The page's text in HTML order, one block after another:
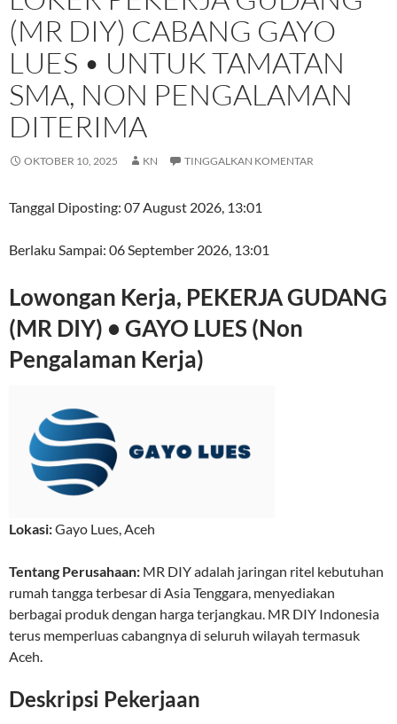
(MR DIY) CABANG GAYO
LUES • UNTUK TAMATAN
SMA, NON PENGALAMAN
DITERIMA
OKTOBER 10, 2025 KN TINGGALKAN KOMENTAR
Tanggal Diposting: 07 August 2026, 13:01
Berlaku Sampai: 06 September 2026, 13:01
Lowongan Kerja, PEKERJA GUDANG
(MR DIY) • GAYO LUES (Non
Pengalaman Kerja)
Lokasi:Gayo Lues,Aceh
Tentang Perusahaan: MR DIY adalah jaringan ritel kebutuhan
rumah tangga terbesar di Asia Tenggara, menyediakan
berbagai produk dengan harga terjangkau. MR DIY Indonesia
terus memperluas cabangnya di seluruh wilayah termasuk
Aceh.
Deskripsi Pekerjaan